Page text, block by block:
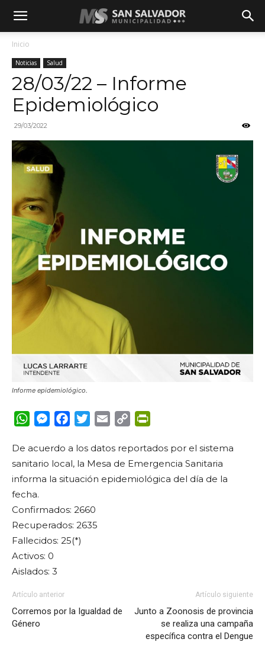
Inicio
Noticias Salud
28/03/22 – Informe
Epidemiológico
29/03/2022
Informe epidemiológico.
WhatsApp
Messenger
FacebookTwitterEmail Copy
De acuerdo a los datos reportados por el sistema
sanitario local, la Mesa de Emergencia Sanitaria
informa la situación epidemiológica del día de la
fecha.
Confirmados: 2660
Recuperados: 2635
Fallecidos: 25(*)
Activos: 0
Aislados: 3
Artículo anterior
Corremos por la Igualdad de
Género
Artículo siguiente
Junto a Zoonosis de provincia
se realiza una campaña
específica contra el Dengue